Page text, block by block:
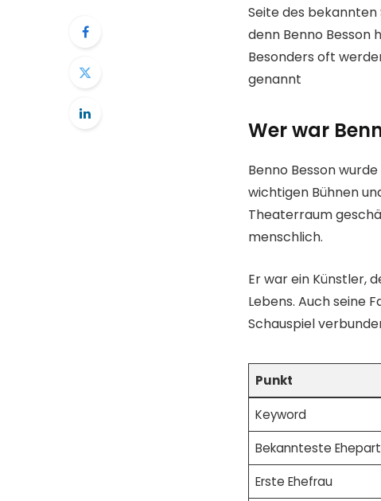
Seite des
denn Benno Besson
Besonders oft
genannt
Wer war
Benno Besson
wichtigen Bühnen
Theaterraum
menschlich.
Er war ein Künstler,
Lebens. Auch seine
Schauspiel
Punkt
Keyword
Bekannteste
Erste Ehefrau